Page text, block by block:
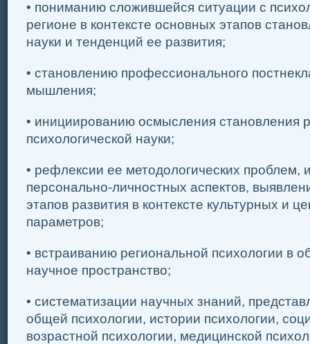
• пониманию сложившейся ситуации с
регионе в контексте основных этапов
науки и тенденций ее развития;
• становлению профессионального
мышления;
• инициированию осмысления становления
психологической науки;
• рефлексии ее методологических проблем,
персонально-личностных аспектов,
этапов развития в контексте культурных и
параметров;
• встраиванию региональной психологии в
научное пространство;
• систематизации научных знаний,
общей психологии, истории психологии,
возрастной психологии, медицинской